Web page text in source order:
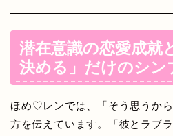
潜在意識の恋愛成就
決める」だけのシン
ほめ♡レンでは、「そう思うか
方を伝えています。「彼とラブ